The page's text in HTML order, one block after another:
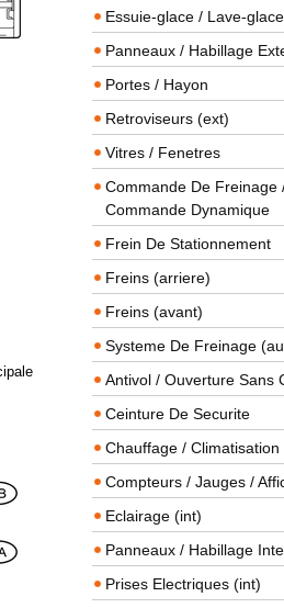
Essuie-glace / Lave-glace
Panneaux / Habillage
Portes / Hayon
Retroviseurs (ext)
Vitres / Fenetres
Commande De Freinage
Commande Dynamique
Frein De Stationnement
Freins (arriere)
Freins (avant)
Systeme De Freinage
Antivol / Ouverture Sans
Ceinture De Securite
Chauffage / Climatisation
Compteurs / Jauges /
Eclairage (int)
Panneaux / Habillage
Prises Electriques (int)